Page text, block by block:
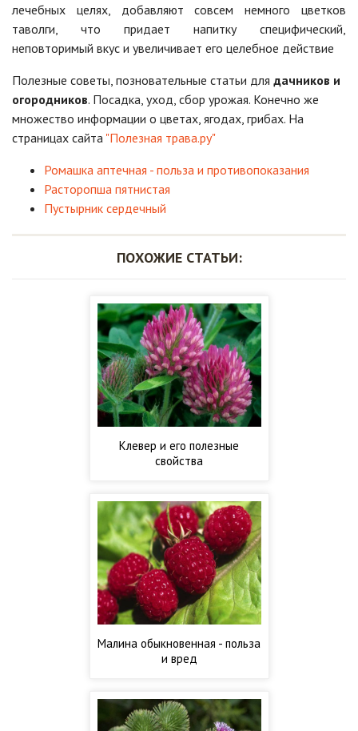
лечебных целях, добавляют совсем немного цветков
таволги, что придает напитку специфический,
неповторимый вкус и увеличивает его целебное действие
Полезные советы, позновательные статьи для дачников и
огородников. Посадка, уход, сбор урожая. Конечно же
множество информации о цветах, ягодах, грибах. На
страницах сайта "Полезная трава.ру"
Ромашка аптечная - польза и противопоказания
Расторопша пятнистая
Пустырник сердечный
ПОХОЖИЕ СТАТЬИ:
Клевер и его полезные
свойства
Малина обыкновенная - польза
и вред